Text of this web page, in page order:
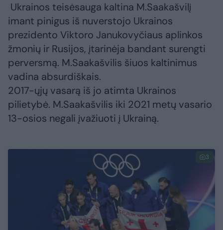
Ukrainos teisėsauga kaltina M.Saakašvilį
imant pinigus iš nuverstojo Ukrainos
prezidento Viktoro Janukovyčiaus aplinkos
žmonių ir Rusijos, įtarinėja bandant surengti
perversmą. M.Saakašvilis šiuos kaltinimus
vadina absurdiškais.
2017-ųjų vasarą iš jo atimta Ukrainos
pilietybė. M.Saakašvilis iki 2021 metų vasario
13-osios negali įvažiuoti į Ukrainą.
3